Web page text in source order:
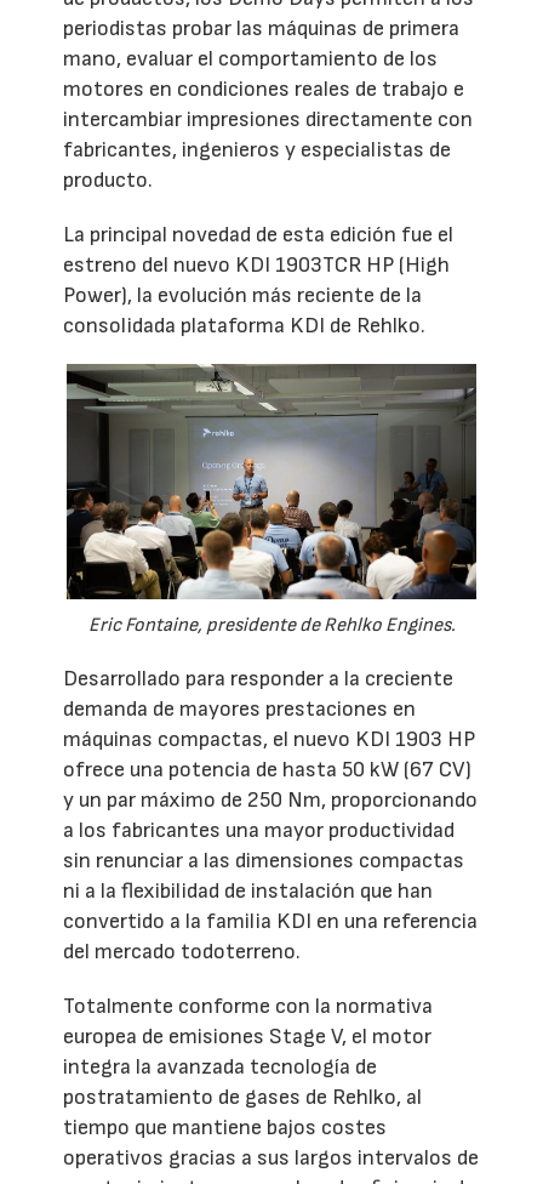
periodistas probar las máquinas de primera
mano, evaluar el comportamiento de los
motores en condiciones reales de trabajo e
intercambiar impresiones directamente con
fabricantes, ingenieros y especialistas de
producto.
La principal novedad de esta edición fue el
estreno del nuevo KDI 1903TCR HP (High
Power), la evolución más reciente de la
consolidada plataforma KDI de Rehlko.
Eric Fontaine, presidente de Rehlko Engines.
Desarrollado para responder a la creciente
demanda de mayores prestaciones en
máquinas compactas, el nuevo KDI 1903 HP
ofrece una potencia de hasta 50 kW (67 CV)
y un par máximo de 250 Nm, proporcionando
a los fabricantes una mayor productividad
sin renunciar a las dimensiones compactas
ni a la flexibilidad de instalación que han
convertido a la familia KDI en una referencia
del mercado todoterreno.
Totalmente conforme con la normativa
europea de emisiones Stage V, el motor
integra la avanzada tecnología de
postratamiento de gases de Rehlko, al
tiempo que mantiene bajos costes
operativos gracias a sus largos intervalos de